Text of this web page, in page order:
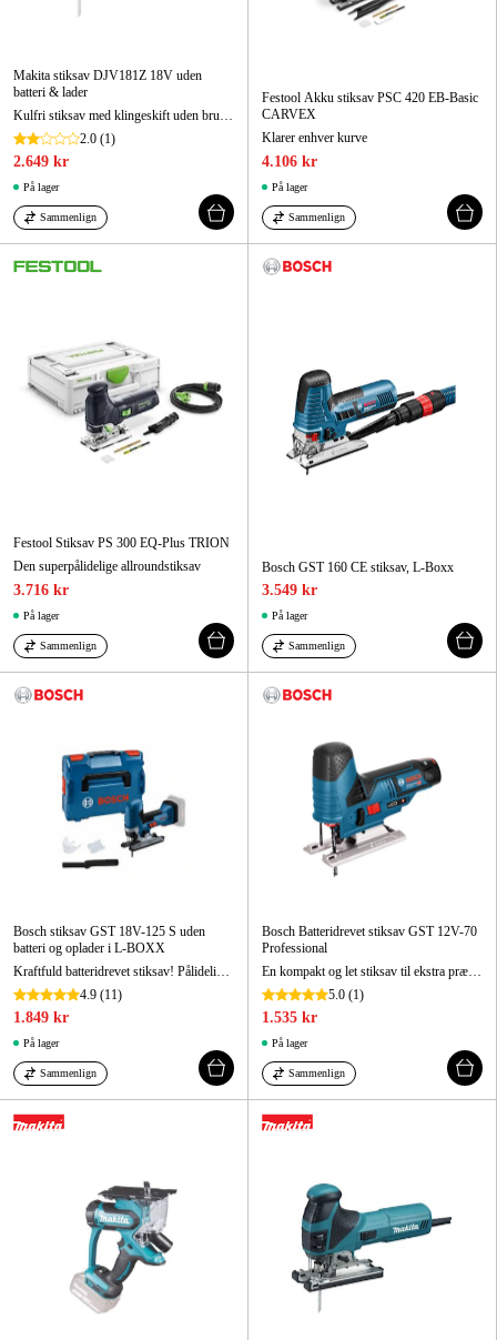
Artikler og vejledninger
Ofte stillede spørgsmål
Makita stiksav DJV181Z 18V uden
batteri & lader
Kulfri stiksav med klingeskift uden brug af værktøj
2.0 (1)
2.649 kr
På lager
Sammenlign
Festool Akku stiksav PSC 420 EB-Basic
CARVEX
Klarer enhver kurve
4.106 kr
På lager
Sammenlign
Festool Stiksav PS 300 EQ-Plus TRION
Den superpålidelige allroundstiksav
3.716 kr
På lager
Sammenlign
Bosch GST 160 CE stiksav, L-Boxx
3.549 kr
På lager
Sammenlign
Bosch stiksav GST 18V-125 S uden
batteri og oplader i L-BOXX
Kraftfuld batteridrevet stiksav! Pålidelig problemløser til alle anvendelsesområder.
4.9 (11)
1.849 kr
På lager
Sammenlign
Bosch Batteridrevet stiksav GST 12V-70
Professional
En kompakt og let stiksav til ekstra præcis savning
5.0 (1)
1.535 kr
På lager
Sammenlign